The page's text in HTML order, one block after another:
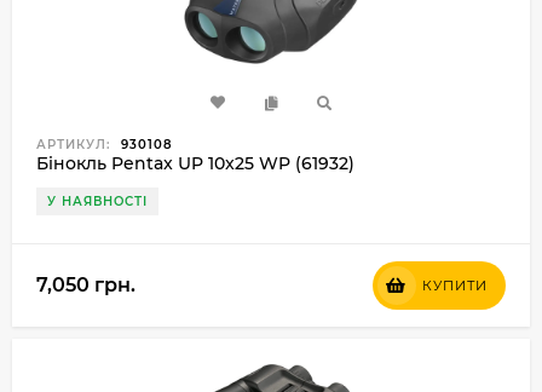
АРТИКУЛ: 930108
Бінокль Pentax UP 10x25 WP (61932)
У НАЯВНОСТІ
7,050 грн. КУПИТИ